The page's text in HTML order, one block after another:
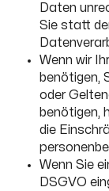
Daten
Sie statt
Wenn wir
benötigen,
oder
benötigen,
die
Wenn Sie
DSGVO